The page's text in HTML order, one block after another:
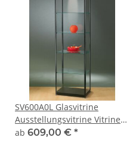
SV600A0L Glasvitrine
Ausstellungsvitrine Vitrine
Schwarz mit Beleuchtung
ab 609,00 € *